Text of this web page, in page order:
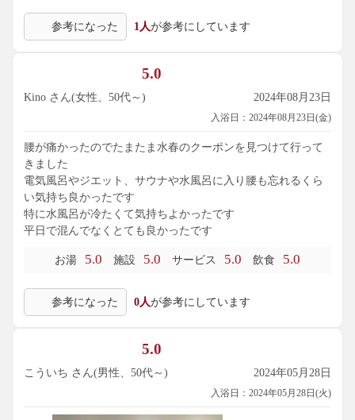
また滋賀に訪れる際にはお邪魔させていただきます。ありが
とうございました！
参考になった 1人が参考にしています
5.0
Kino さん(女性、50代～) 2024年08月23日
入浴日：2024年08月23日(金)
腰が痛かったのでたまたま水春のクーポンを見つけて行って
きました
電気風呂やジエット、サウナや水風呂に入り腰も忘れるくら
い気持ち良かったです
特に水風呂が冷たくて気持ちよかったです
平日で混んでなくとても良かったです
お湯 5.0 施設 5.0 サービス 5.0 飲食 5.0
参考になった 0人が参考にしています
5.0
こういち さん(男性、50代～) 2024年05月28日
入浴日：2024年05月28日(火)